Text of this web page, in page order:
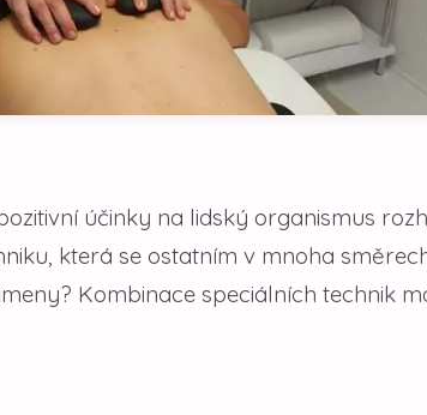
účinky na lidský organismus
která se ostatním v mnoha
Kombinace speciálních technik